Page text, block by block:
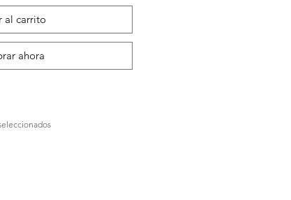
al carrito
ahora